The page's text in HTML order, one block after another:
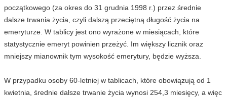
początkowego (za okres do 31 grudnia 1998 r.) przez średnie
dalsze trwania życia, czyli dalszą przeciętną długość życia na
emeryturze. W tablicy jest ono wyrażone w miesiącach, które
statystycznie emeryt powinien przeżyć. Im większy licznik oraz
mniejszy mianownik tym wysokość emerytury, będzie wyższa.
W przypadku osoby 60-letniej w tablicach, które obowiązują od 1
kwietnia, średnie dalsze trwanie życia wynosi 254,3 miesięcy, a więc